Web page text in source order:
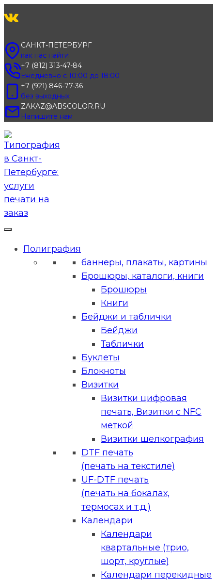
к
САНКТ-ПЕТЕРБУРГ
как нас найти
+7 (812) 313-47-84
Ежедневно с 10:00 до 18:00
+7 (921) 846-77-36
без выходных
ZAKAZ@ABSCOLOR.RU
Напишите нам
Полиграфия
баннеры, плакаты, картины
Брошюры, каталоги, книги
Брошюры
Книги
Бейджи и таблички
Бейджи
Таблички
Буклеты
Блокноты
Визитки
Визитки цифровая
печать, Визитки с NFC
меткой
Визитки шелкография
DTF печать
(печать на текстиле)
UF-DTF печать
(печать на бокалах,
термосах и т.д.)
Календари
Календари
квартальные (трио,
шорт, круглые)
Календари перекидные